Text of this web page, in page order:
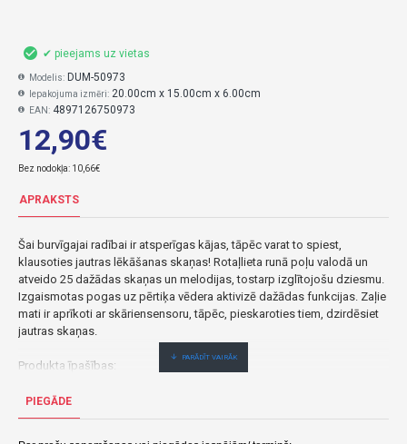
12,90€
Bez nodokļa: 10,66€
✔ pieejams uz vietas
Modelis: DUM-50973
Iepakojuma izmēri: 20.00cm x 15.00cm x 6.00cm
EAN: 4897126750973
APRAKSTS
Šai burvīgajai radībai ir atsperīgas kājas, tāpēc varat to spiest,
klausoties jautras lēkāšanas skaņas! Rotaļlieta runā poļu valodā un
atveido 25 dažādas skaņas un melodijas, tostarp izglītojošu dziesmu.
Izgaismotas pogas uz pērtiķa vēdera aktivizē dažādas funkcijas. Zaļie
mati ir aprīkoti ar skāriensensoru, tāpēc, pieskaroties tiem, dzirdēsiet
jautras skaņas.
Produkta īpašības:
- izgaismotas pogas;
- izglītojoša dziesma;
PIEGĀDE